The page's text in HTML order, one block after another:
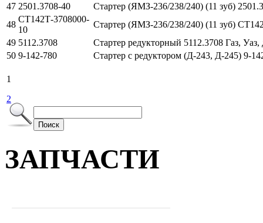
47 2501.3708-40
Стартер (ЯМЗ-236/238/240) (11 зуб)
48
СТ142Т-3708000-
10
Стартер (ЯМЗ-236/238/240) (11 зуб)
49 5112.3708
Стартер редукторный 5112.3708 Газ,
50 9-142-780 Стартер с редуктором (Д-243, Д-245) 9-
1
2
Поиск
ЗАПЧАСТИ